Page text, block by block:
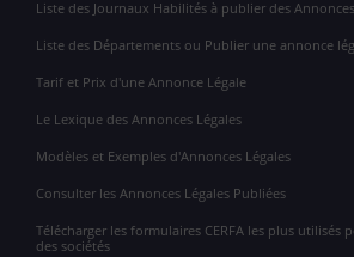
Liste des Journaux Habilités à publier des
Liste des Départements ou Publier une annonce
Tarif et Prix d'une Annonce Légale
Le Lexique des Annonces Légales
Modèles et Exemples d'Annonces Légales
Consulter les Annonces Légales Publiées
Télécharger les formulaires CERFA les plus utilisés
des sociétés